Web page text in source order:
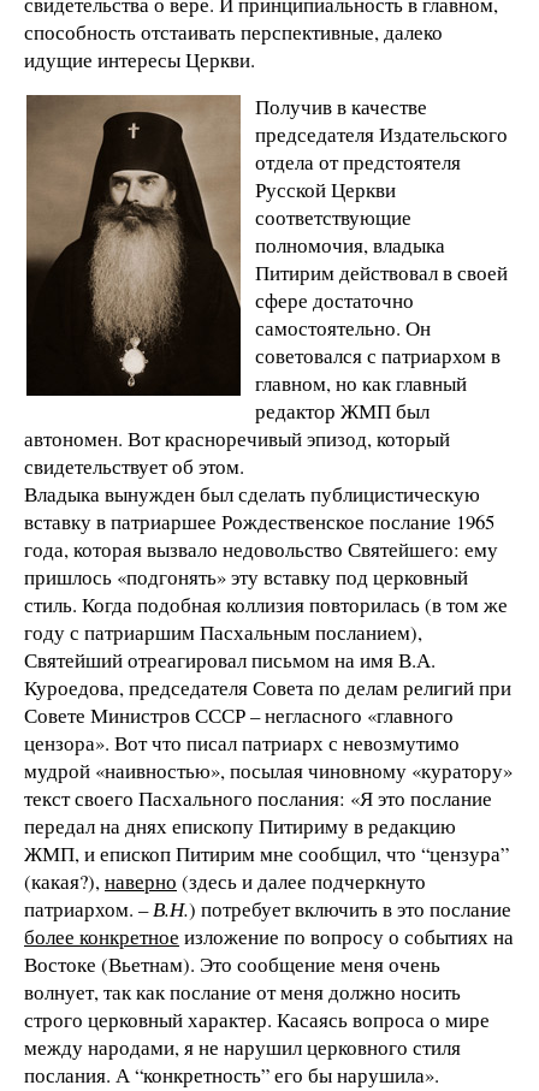
способность отстаивать перспективные, далеко
идущие интересы Церкви.
Получив в качестве
председателя Издательского
отдела от предстоятеля
Русской Церкви
соответствующие
полномочия, владыка
Питирим действовал в своей
сфере достаточно
самостоятельно. Он
советовался с патриархом в
главном, но как главный
редактор ЖМП был
автономен. Вот красноречивый эпизод, который
свидетельствует об этом.
Владыка вынужден был сделать публицистическую
вставку в патриаршее Рождественское послание 1965
года, которая вызвало недовольство Святейшего: ему
пришлось «подгонять» эту вставку под церковный
стиль. Когда подобная коллизия повторилась (в том же
году с патриаршим Пасхальным посланием),
Святейший отреагировал письмом на имя В.А.
Куроедова, председателя Совета по делам религий при
Совете Министров СССР – негласного «главного
цензора». Вот что писал патриарх с невозмутимо
мудрой «наивностью», посылая чиновному «куратору»
текст своего Пасхального послания: «Я это послание
передал на днях епископу Питириму в редакцию
ЖМП, и епископ Питирим мне сообщил, что “цензура”
(какая?),наверно (здесь и далее подчеркнуто
патриархом. –В.Н.) потребует включить в это послание
более конкретное изложение по вопросу о событиях на
Востоке (Вьетнам). Это сообщение меня очень
волнует, так как послание от меня должно носить
строго церковный характер. Касаясь вопроса о мире
между народами, я не нарушил церковного стиля
послания. А “конкретность” его бы нарушила».